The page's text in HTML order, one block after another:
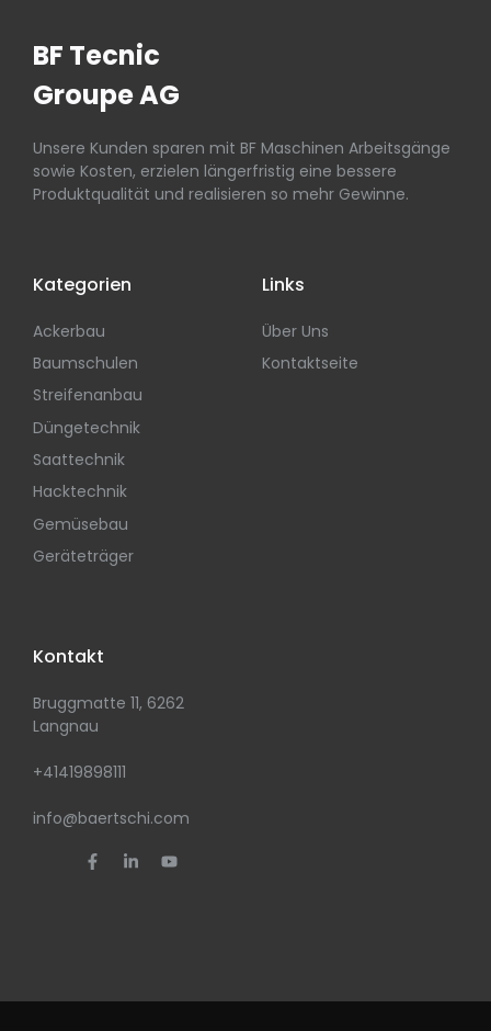
BF Tecnic
Groupe AG
Unsere Kunden sparen mit BF Maschinen Arbeitsgänge
sowie Kosten, erzielen längerfristig eine bessere
Produktqualität und realisieren so mehr Gewinne.
Kategorien
Ackerbau
Baumschulen
Streifenanbau
Düngetechnik
Saattechnik
Hacktechnik
Gemüsebau
Geräteträger
Links
Über Uns
Kontaktseite
Kontakt
Bruggmatte 11, 6262
Langnau
+41419898111
info@baertschi.com